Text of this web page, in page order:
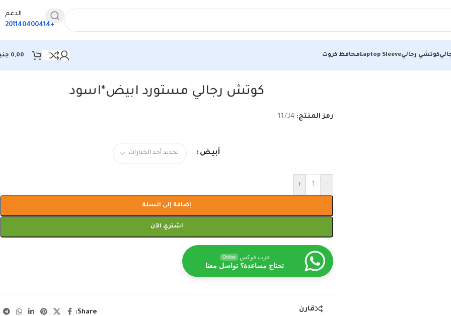
الدعم
+201140400414
كوتشي رجاليLaptop Sleeveمحافظ كروت 0,00
كوتش رجالي مستورد ابيض*اسود
رمز المنتج: 11734
أبيض
-
+
إضافة إلى السلة
اشتري الآن
عزت فوكس Online
تحتاج مساعدة؟ تواصل معنا
قارن Share: